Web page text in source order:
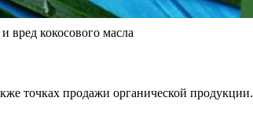
вред кокосового масла
точках продажи органической продукции.